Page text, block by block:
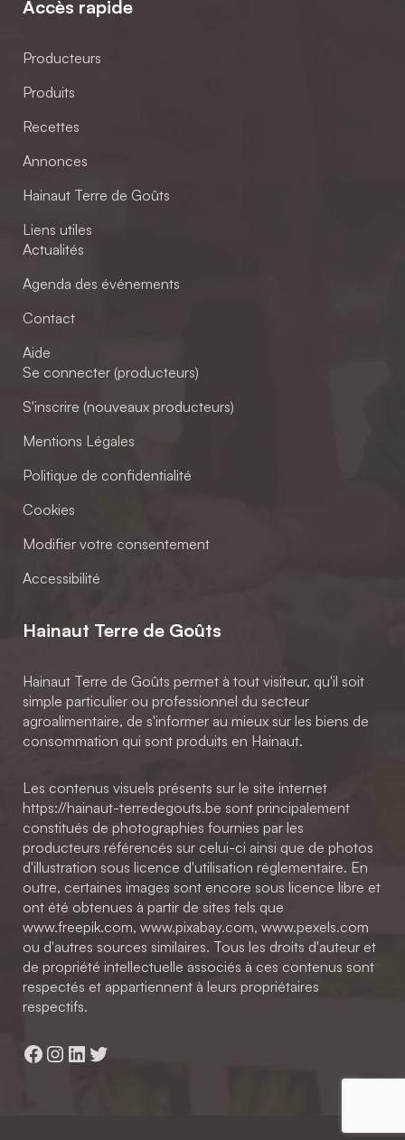
Accès rapide
Producteurs
Produits
Recettes
Annonces
Hainaut Terre de Goûts
Liens utiles
Actualités
Agenda des événements
Contact
Aide
Se connecter (producteurs)
S'inscrire (nouveaux producteurs)
Mentions Légales
Politique de confidentialité
Cookies
Modifier votre consentement
Accessibilité
Hainaut Terre de Goûts
Hainaut Terre de Goûts permet à tout visiteur, qu'il soit
simple particulier ou professionnel du secteur
agroalimentaire, de s'informer au mieux sur les biens de
consommation qui sont produits en Hainaut.
Les contenus visuels présents sur le site internet
https://hainaut-terredegouts.be sont principalement
constitués de photographies fournies par les
producteurs référencés sur celui-ci ainsi que de photos
d'illustration sous licence d'utilisation réglementaire. En
outre, certaines images sont encore sous licence libre et
ont été obtenues à partir de sites tels que
www.freepik.com, www.pixabay.com, www.pexels.com
ou d'autres sources similaires. Tous les droits d'auteur et
de propriété intellectuelle associés à ces contenus sont
respectés et appartiennent à leurs propriétaires
respectifs.
Facebook
Instagram
LinkedIn
Twitter